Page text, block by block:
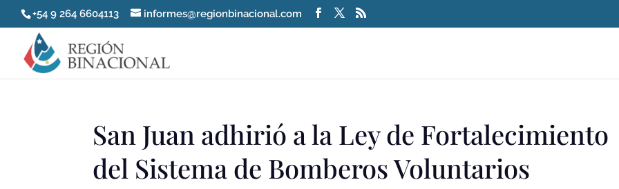
+54 9 264 6604113 informes@regionbinacional.com
San Juan adhirió a la Ley de Fortalecimiento
del Sistema de Bomberos Voluntarios